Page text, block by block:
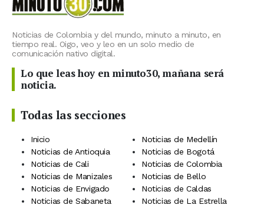
Noticias de Colombia y del mundo, minuto a minuto, en
tiempo real. Oigo, veo y leo en un solo medio de
comunicación nativo digital.
Lo que leas hoy en minuto30, mañana será
noticia.
Todas las secciones
Inicio
Noticias de Medellín
Noticias de Antioquia
Noticias de Bogotá
Noticias de Cali
Noticias de Colombia
Noticias de Manizales
Noticias de Bello
Noticias de Envigado
Noticias de Caldas
Noticias de Sabaneta
Noticias de La Estrella